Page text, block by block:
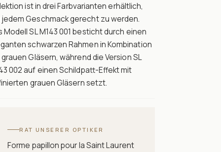
ist in drei Farbvarianten erhältlich,
jedem Geschmack gerecht zu werden.
Modell SL M143 001 besticht durch einen
schwarzen Rahmen in Kombination
Gläsern, während die Version SL
002 auf einen Schildpatt-Effekt mit
grauen Gläsern setzt.
RAT UNSERER OPTIKER
Forme papillon pour la Saint Laurent